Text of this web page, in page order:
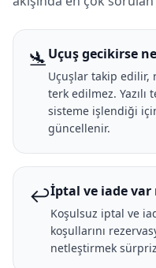
🛬Uçuş gecikirse
Uçuşlar takip edilir,
terk edilmez.
sisteme işlendiği
güncellenir.
↩️İptal ve iade var
Koşulsuz iptal ve
koşullarını
netleştirmek sürpriz